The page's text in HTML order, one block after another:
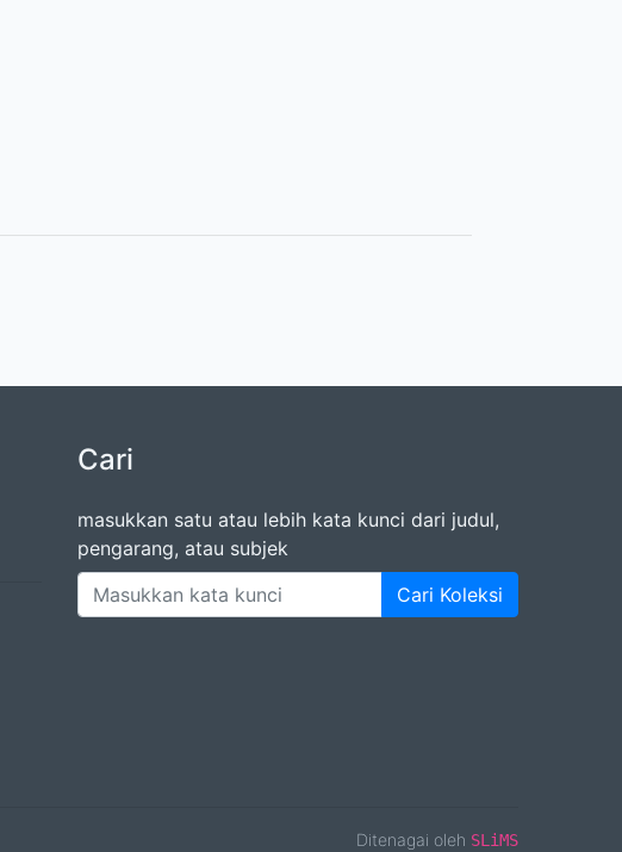
Cari
masukkan satu atau lebih kata kunci dari judul,
pengarang, atau subjek
Cari Koleksi
Ditenagai oleh SLiMS